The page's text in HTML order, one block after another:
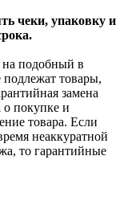
чеки, упаковку и
на подобный в
подлежат товары,
замена
о покупке и
товара. Если
неаккуратной
то гарантийные